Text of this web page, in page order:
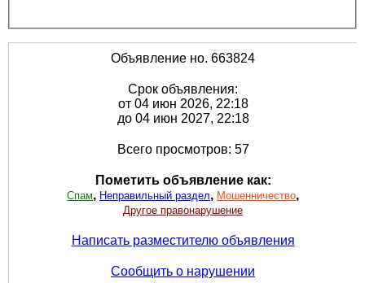
Объявление но. 663824
Срок объявления:
от 04 июн 2026, 22:18
до 04 июн 2027, 22:18
Всего просмотров: 57
Пометить объявление как:
Спам, Неправильный раздел, Мошенничество,
Другое правонарушение
Написать разместителю объявления
Сообщить о нарушении